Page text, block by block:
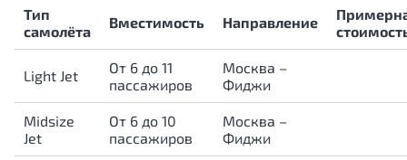
Тип
самолёта
Вместимость Направление
Light Jet
От 6 до 11
пассажиров
Москва –
Фиджи
Midsize
Jet
От 6 до 10
пассажиров
Москва –
Фиджи